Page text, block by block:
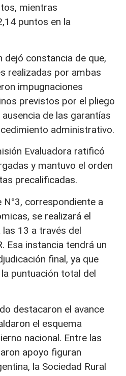
mientras
puntos en la
dejó constancia de que,
realizadas por ambas
impugnaciones
previstos por el pliego
de las garantías
administrativo.
Evaluadora ratificó
y mantuvo el orden
precalificadas.
correspondiente a
se realizará el
13 a través del
Esa instancia tendrá un
final, ya que
puntuación total del
destacaron el avance
el esquema
nacional. Entre las
apoyo figuran
la Sociedad Rural